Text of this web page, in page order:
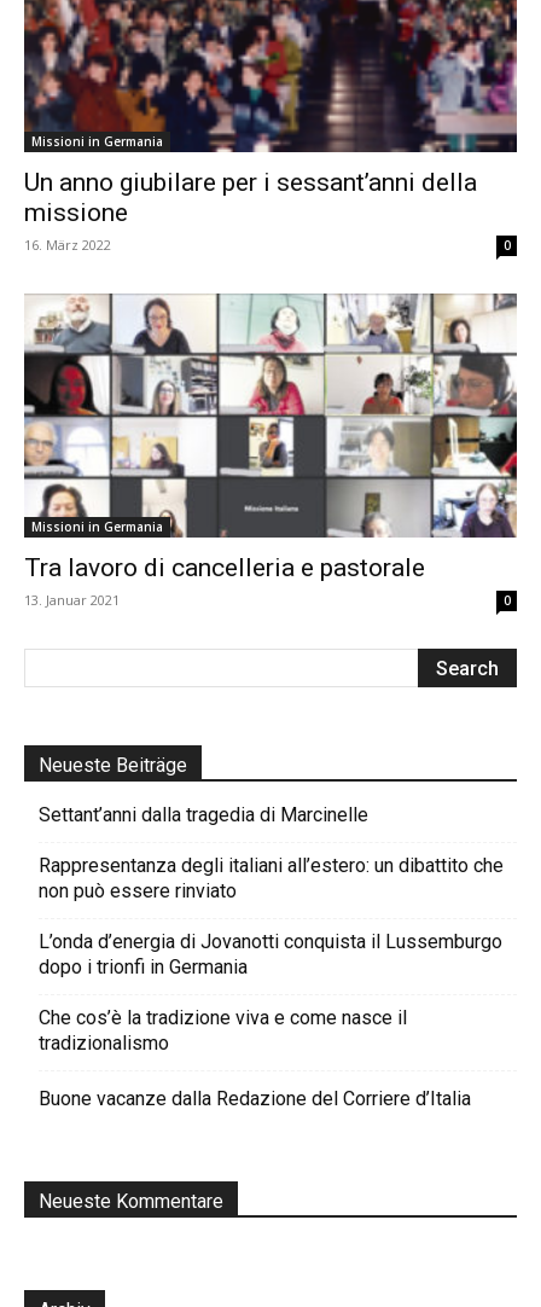
Missioni in Germania
Un anno giubilare per i sessant’anni della
missione
16. März 2022 0
Missioni in Germania
Tra lavoro di cancelleria e pastorale
13. Januar 2021 0
Neueste Beiträge
Settant’anni dalla tragedia di Marcinelle
Rappresentanza degli italiani all’estero: un dibattito che
non può essere rinviato
L’onda d’energia di Jovanotti conquista il Lussemburgo
dopo i trionfi in Germania
Che cos’è la tradizione viva e come nasce il
tradizionalismo
Buone vacanze dalla Redazione del Corriere d’Italia
Neueste Kommentare